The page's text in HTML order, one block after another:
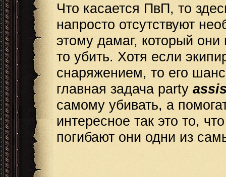
Что касается ПвП, то
напросто отсутствуют
этому дамаг, который
то убить. Хотя если
снаряжением, то его
главная задача party
самому убивать, а
интересное так это то,
погибают они одни из